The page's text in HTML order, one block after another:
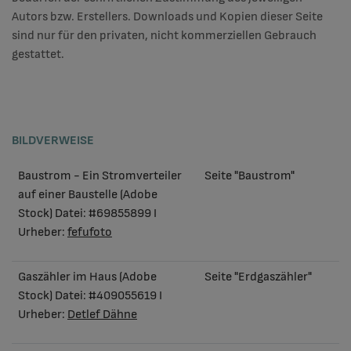
Autors bzw. Erstellers. Downloads und Kopien dieser Seite
sind nur für den privaten, nicht kommerziellen Gebrauch
gestattet.
BILDVERWEISE
Baustrom - Ein Stromverteiler
auf einer Baustelle (Adobe
Stock) Datei: #69855899 I
Urheber: fefufoto
Seite "Baustrom"
Gaszähler im Haus (Adobe
Stock) Datei: #409055619 I
Urheber: Detlef Dähne
Seite "Erdgaszähler"